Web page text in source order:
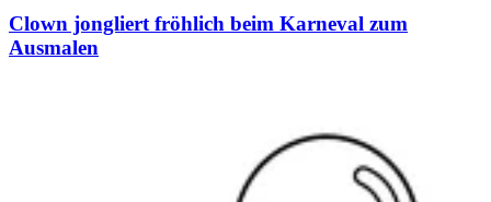
Clown jongliert fröhlich beim Karneval zum
Ausmalen